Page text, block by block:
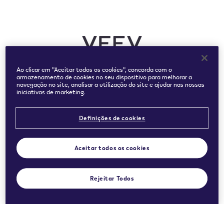
Introduza a sua data de nascimento para confirmar que é
um utilizador adulto de produtos de tabaco ou nicotina.
birth
MÊS * ANOANO *
CONFIRMAR
Este website contém informação sobre os
Ao clicar em "Aceitar todos os cookies", concorda com o
armazenamento de cookies no seu dispositivo para melhorar a
navegação no site, analisar a utilização do site e ajudar nas nossas
iniciativas de marketing.
Definições de cookies
Aceitar todos os cookies
Rejeitar Todos